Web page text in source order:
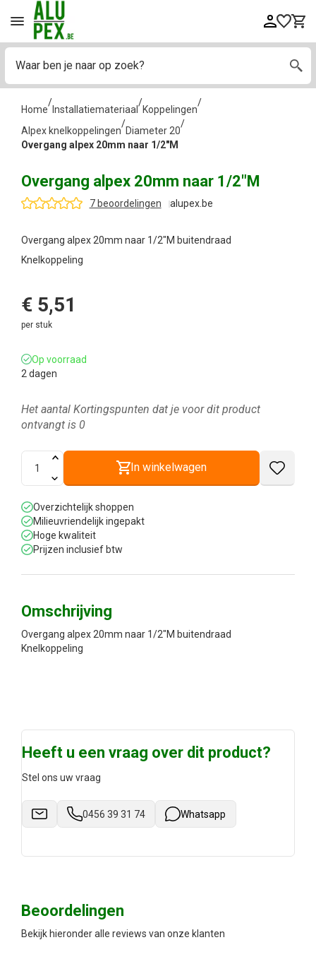
Home
/
Installatiemateriaal
/
Koppelingen
/
Alpex knelkoppelingen
/
Diameter 20
/
Overgang alpex 20mm naar 1/2"M
Overgang alpex 20mm naar 1/2"M
7 beoordelingen alupex.be
Overgang alpex 20mm naar 1/2"M buitendraad
Knelkoppeling
€ 5,51
per stuk
Op voorraad
2 dagen
Het aantal Kortingspunten dat je voor dit product
ontvangt is 0
In winkelwagen
Overzichtelijk shoppen
Milieuvriendelijk ingepakt
Hoge kwaliteit
Prijzen inclusief btw
Omschrijving
Overgang alpex 20mm naar 1/2"M buitendraad
Knelkoppeling
Heeft u een vraag over dit product?
Stel ons uw vraag
0456 39 31 74 Whatsapp
Beoordelingen
Bekijk hieronder alle reviews van onze klanten